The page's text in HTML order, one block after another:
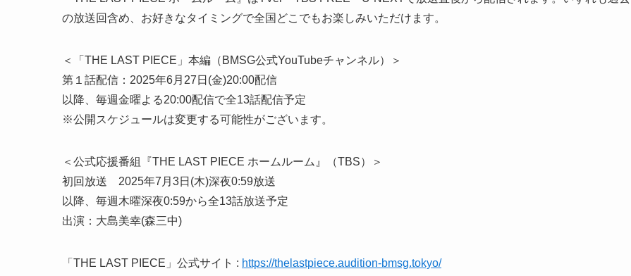
の放送回含め、お好きなタイミングで全国どこでもお楽しみいただけます。
＜「THE LAST PIECE」本編（BMSG公式YouTubeチャンネル）＞
第１話配信：2025年6月27日(金)20:00配信
以降、毎週金曜よる20:00配信で全13話配信予定
※公開スケジュールは変更する可能性がございます。
＜公式応援番組『THE LAST PIECE ホームルーム』（TBS）＞
初回放送 2025年7月3日(木)深夜0:59放送
以降、毎週木曜深夜0:59から全13話放送予定
出演：大島美幸(森三中)
「THE LAST PIECE」公式サイト : https://thelastpiece.audition-bmsg.tokyo/